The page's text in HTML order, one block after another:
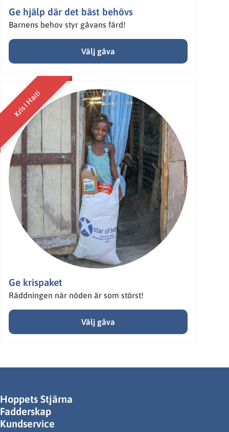
Ge hjälp där det bäst behövs
Barnens behov styr gåvans färd!
Välj gåva
Kris i Haiti
Ge krispaket
Räddningen när nöden är som störst!
Välj gåva
Hoppets Stjärna
Fadderskap
Kundservice